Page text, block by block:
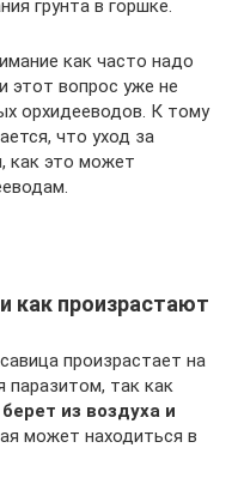
грунта в горшке.
как часто надо
этот вопрос уже не
орхидееводов. К тому
что уход за
как это может
как произрастают
произрастает на
паразитом, так как
из воздуха и
может находиться в